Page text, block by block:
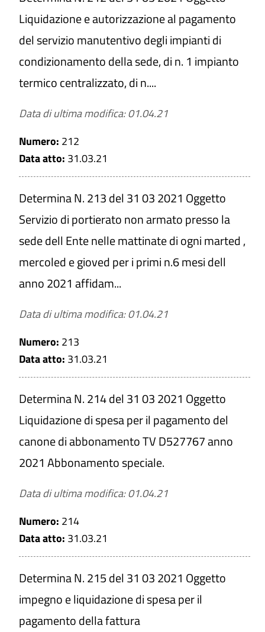
Liquidazione e autorizzazione al pagamento
del servizio manutentivo degli impianti di
condizionamento della sede, di n. 1 impianto
termico centralizzato, di n....
Data di ultima modifica: 01.04.21
Numero: 212
Data atto: 31.03.21
Determina N. 213 del 31 03 2021 Oggetto
Servizio di portierato non armato presso la
sede dell Ente nelle mattinate di ogni marted ,
mercoled e gioved per i primi n.6 mesi dell
anno 2021 affidam...
Data di ultima modifica: 01.04.21
Numero: 213
Data atto: 31.03.21
Determina N. 214 del 31 03 2021 Oggetto
Liquidazione di spesa per il pagamento del
canone di abbonamento TV D527767 anno
2021 Abbonamento speciale.
Data di ultima modifica: 01.04.21
Numero: 214
Data atto: 31.03.21
Determina N. 215 del 31 03 2021 Oggetto
impegno e liquidazione di spesa per il
pagamento della fattura